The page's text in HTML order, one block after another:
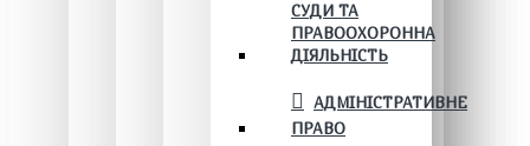
СУДИ ТА
ПРАВООХОРОННА
ДІЯЛЬНІСТЬ
АДМІНІСТРАТИВНЕ
ПРАВО